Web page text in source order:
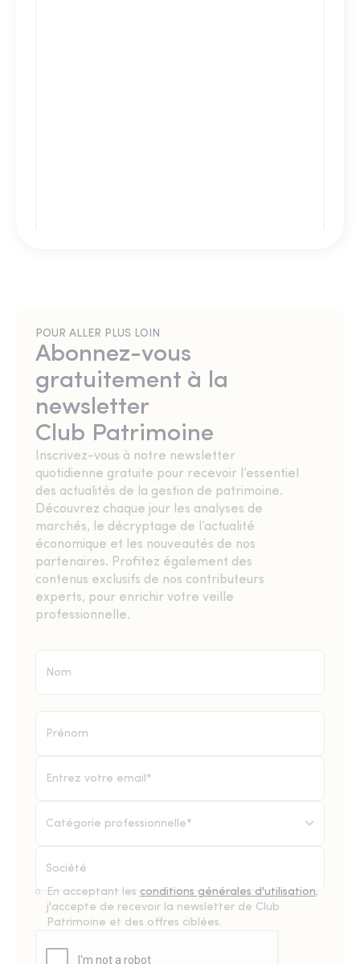
POUR ALLER PLUS LOIN
Abonnez-vous
gratuitement à la
newsletter
Club Patrimoine
Inscrivez-vous à notre newsletter
quotidienne gratuite pour recevoir l’essentiel
des actualités de la gestion de patrimoine.
Découvrez chaque jour les analyses de
marchés, le décryptage de l’actualité
économique et les nouveautés de nos
partenaires. Profitez également des
contenus exclusifs de nos contributeurs
experts, pour enrichir votre veille
professionnelle.
Catégorie professionnelle*
En acceptant les conditions générales d'utilisation,
j'accepte de recevoir la newsletter de Club
Patrimoine et des offres ciblées.